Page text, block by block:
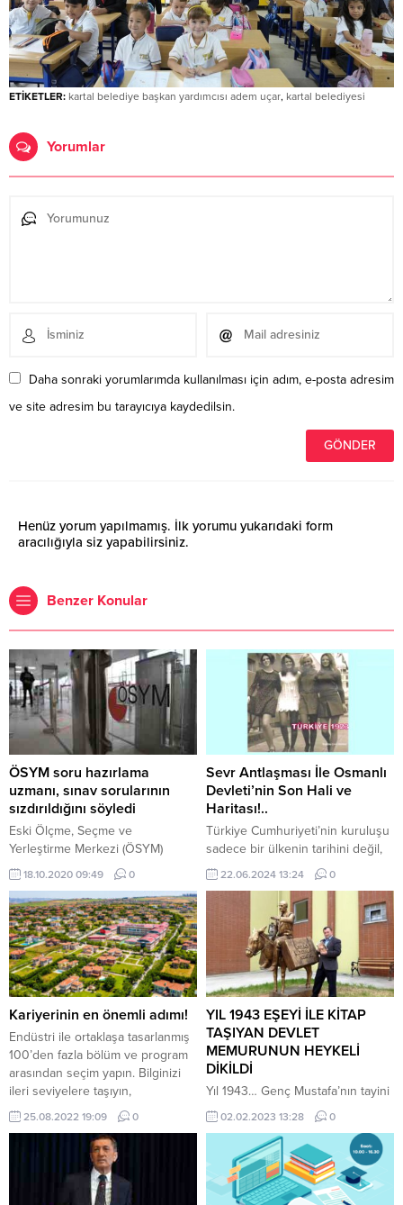
ETİKETLER: kartal belediye başkan yardımcısı adem uçar, kartal belediyesi
Yorumlar
Daha sonraki yorumlarımda kullanılması için adım, e-posta adresim
ve site adresim bu tarayıcıya kaydedilsin.
Henüz yorum yapılmamış. İlk yorumu yukarıdaki form
aracılığıyla siz yapabilirsiniz.
Benzer Konular
ÖSYM soru hazırlama
uzmanı, sınav sorularının
sızdırıldığını söyledi
Eski Ölçme, Seçme ve
Yerleştirme Merkezi (ÖSYM)
Başkanı Ali Demir'in "Fetullahçı
Terör Örgütü (FETÖ) üyeliği" ve
"zincirleme şekilde görevi
kötüye" kullanma suçlamasıyla
yargılandığı davaya devam edildi.
18.10.2020 09:49 0
Sevr Antlaşması İle Osmanlı
Devleti’nin Son Hali ve
Haritası!..
Türkiye Cumhuriyeti’nin kuruluşu
sadece bir ülkenin tarihini değil,
insanların giyim tarzlarını da
baştan sona değiştiren bir
devrimin başlangıcıydı. Bu
bağlamda 1923 yılı da Türk halkı
için özgürlüğün, eşitliğin ve
modernliğin başladığı yıl olarak
kabul edilir. Beşiktaş Çınar
Gazetesi Genel Yayın Yönetmeni
Ertan Yılmaz: “Geçtiğimiz
günlerde elime geçen ve büyük
dikkatimi...
22.06.2024 13:24 0
Kariyerinin en önemli adımı!
Endüstri ile ortaklaşa tasarlanmış
100’den fazla bölüm ve program
arasından seçim yapın. Bilginizi
ileri seviyelere taşıyın,
mesleğinizin talep ettiği deneyimi
kazanın ve etkili bir kariyer
25.08.2022 19:09 0
YIL 1943 EŞEYİ İLE KİTAP
TAŞIYAN DEVLET
MEMURUNUN HEYKELİ
DİKİLDİ
Yıl 1943… Genç Mustafa’nın tayini
Ürgüp Tahsin Ağa
Kütüphanesi’ne çıkar. Bizimki
kütüphanede heyecanla okurları
bekler; bir gün olur, beş gün olur,
ne gelen var, ne giden… Sokakta
bulduklarıyla konuşur, herkese
02.02.2023 13:28 0